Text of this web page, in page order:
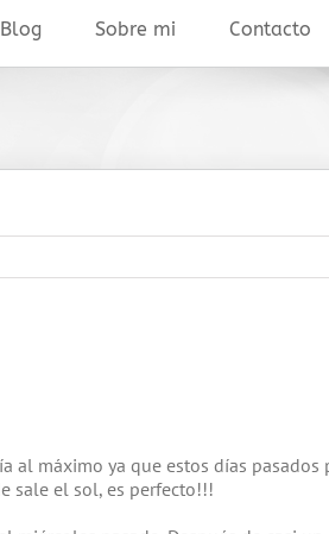
Blog Sobre mi Contacto
al máximo ya que estos días
sale el sol, es perfecto!!!